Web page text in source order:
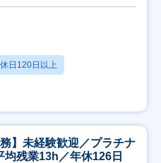
休日120日以上
】未経験歓迎／プラチナ
均残業13h／年休126日